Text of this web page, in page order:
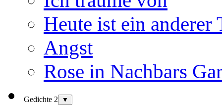
Heute ist ein anderer
Angst
Rose in Nachbars
Gedichte 2 ▼